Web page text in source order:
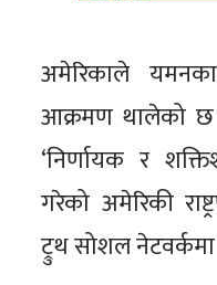
अमेरिकाले यमनका
आक्रमण थालेको छ
‘निर्णायक र
गरेको अमेरिकी
ट्रुथ सोशल